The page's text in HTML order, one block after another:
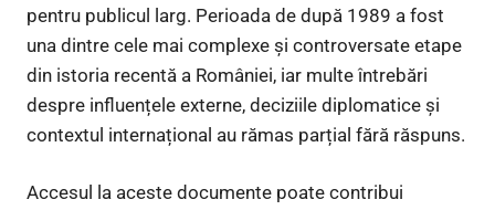
pentru publicul larg. Perioada de după 1989 a fost
una dintre cele mai complexe și controversate etape
din istoria recentă a României, iar multe întrebări
despre influențele externe, deciziile diplomatice și
contextul internațional au rămas parțial fără răspuns.
Accesul la aceste documente poate contribui